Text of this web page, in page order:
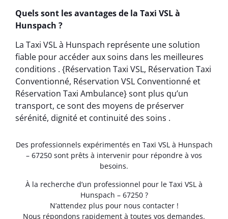
Quels sont les avantages de la Taxi VSL à
Hunspach ?
La Taxi VSL à Hunspach représente une solution
fiable pour accéder aux soins dans les meilleures
conditions . {Réservation Taxi VSL, Réservation Taxi
Conventionné, Réservation VSL Conventionné et
Réservation Taxi Ambulance} sont plus qu’un
transport, ce sont des moyens de préserver
sérénité, dignité et continuité des soins .
Des professionnels expérimentés en Taxi VSL à Hunspach
– 67250 sont prêts à intervenir pour répondre à vos
besoins.
À la recherche d’un professionnel pour le Taxi VSL à
Hunspach – 67250 ?
N’attendez plus pour nous contacter !
Nous répondons rapidement à toutes vos demandes.